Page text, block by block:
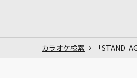
カラオケ検索 「STAND